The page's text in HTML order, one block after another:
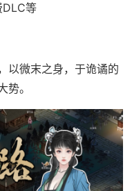
DLC等
以微末之身，于诡谲的
。